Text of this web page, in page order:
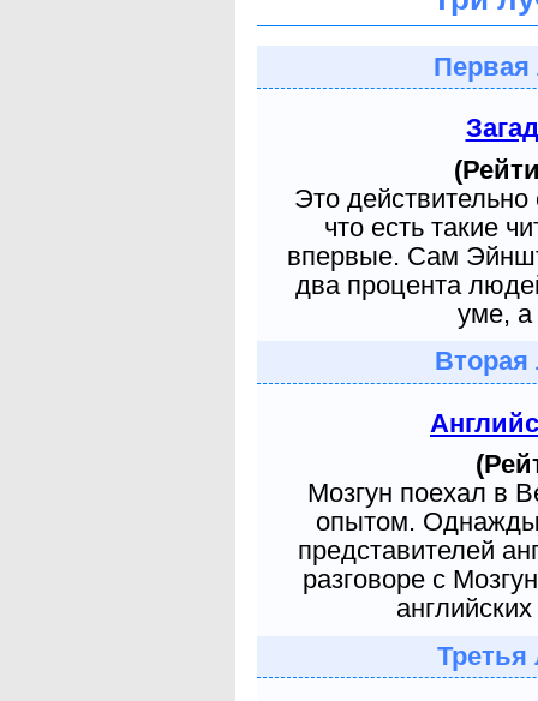
Первая
Это
что есть такие
впервые. Сам
два процента
уме, а
Вторая
Мозгун поехал в
опытом. Однажды
представителей
разговоре с
Третья